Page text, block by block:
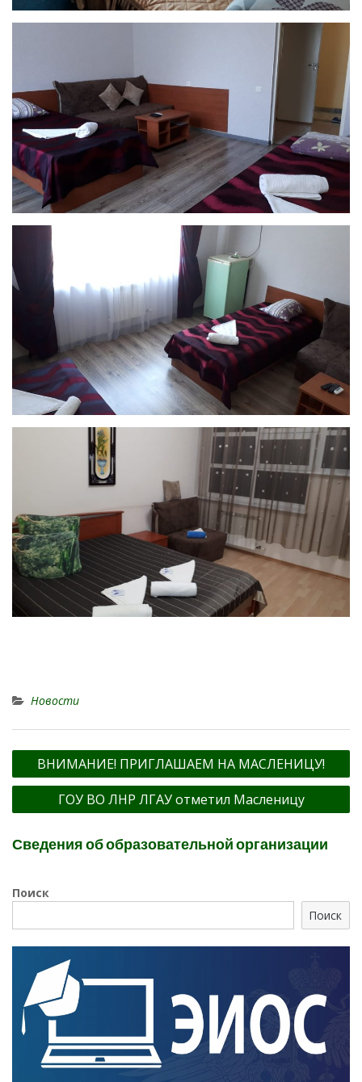
Новости
Навигация
по
записям
ВНИМАНИЕ! ПРИГЛАШАЕМ НА МАСЛЕНИЦУ!
ГОУ ВО ЛНР ЛГАУ отметил Масленицу
Сведения об образовательной организации
Поиск
Поиск